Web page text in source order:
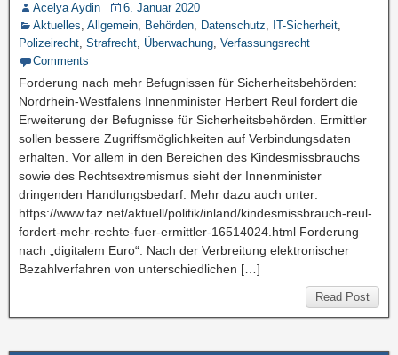
Acelya Aydin
6. Januar 2020
Aktuelles, Allgemein, Behörden, Datenschutz, IT-Sicherheit,
Polizeirecht, Strafrecht, Überwachung, Verfassungsrecht
Comments
Forderung nach mehr Befugnissen für Sicherheitsbehörden:
Nordrhein-Westfalens Innenminister Herbert Reul fordert die
Erweiterung der Befugnisse für Sicherheitsbehörden. Ermittler
sollen bessere Zugriffsmöglichkeiten auf Verbindungsdaten
erhalten. Vor allem in den Bereichen des Kindesmissbrauchs
sowie des Rechtsextremismus sieht der Innenminister
dringenden Handlungsbedarf. Mehr dazu auch unter:
https://www.faz.net/aktuell/politik/inland/kindesmissbrauch-reul-
fordert-mehr-rechte-fuer-ermittler-16514024.html Forderung
nach „digitalem Euro“: Nach der Verbreitung elektronischer
Bezahlverfahren von unterschiedlichen […]
Read Post